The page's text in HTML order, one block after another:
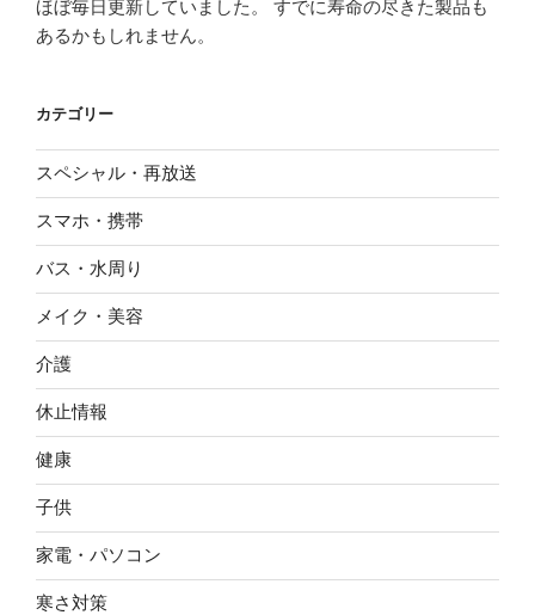
ほぼ毎日更新していました。 すでに寿命の尽きた製品も
あるかもしれません。
カテゴリー
スペシャル・再放送
スマホ・携帯
バス・水周り
メイク・美容
介護
休止情報
健康
子供
家電・パソコン
寒さ対策